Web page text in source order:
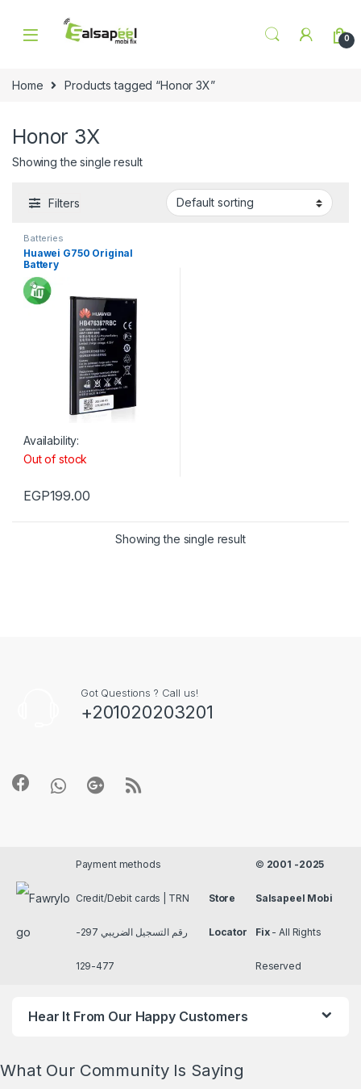
0
Home Products tagged “Honor 3X”
Honor 3X
Showing the single result
Filters
Batteries
Huawei G750 Original
Battery
Availability:
Out of stock
EGP199.00
Showing the single result
Got Questions ? Call us!
+201020203201
Payment methods
Credit/Debit cards | TRN
رقم التسجيل الضريبي 297-
477-129
Store
Locator
© 2001 -2025
Salsapeel Mobi
Fix- All Rights
Reserved
Hear It From Our Happy Customers
What Our Community Is Saying